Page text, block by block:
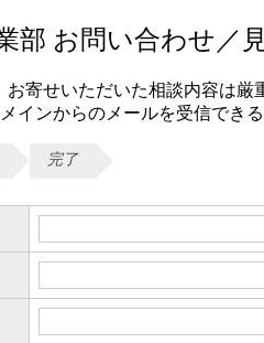
部 お問い合わせ／
寄せいただいた相談内容は厳
メインからのメールを受信でき
完了